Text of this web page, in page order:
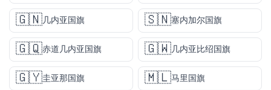
🇬🇳几内亚国旗 🇸🇳塞内加尔国旗
🇬🇶赤道几内亚国旗 🇬🇼几内亚比绍国旗
🇬🇾圭亚那国旗 🇲🇱马里国旗